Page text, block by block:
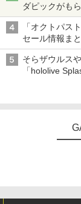
ダピックがも
「オクトパス
セール情報ま
ニンテンドーe
そらザウルス
「hololive